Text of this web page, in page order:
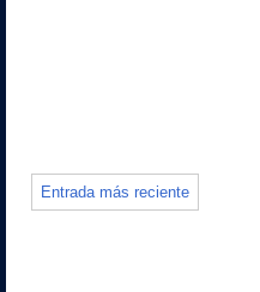
Entrada más reciente